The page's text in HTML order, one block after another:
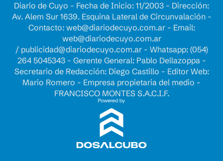
Diario de Cuyo - Fecha de Inicio: 11/2003 - Dirección:
Av. Alem Sur 1639. Esquina Lateral de Circunvalación -
Contacto: web@diariodecuyo.com.ar- Email:
web@diariodecuyo.com.ar
/ publicidad@diariodecuyo.com.ar- Whatsapp: (054)
264 5045343 - Gerente General: Pablo Dellazoppa -
Secretario de Redacción: Diego Castillo - Editor Web:
Mario Romero - Empresa propietaria del medio -
FRANCISCO MONTES S.A.C.I.F.